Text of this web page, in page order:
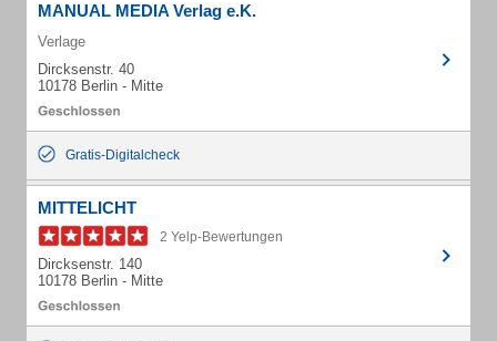
MANUAL MEDIA Verlag e.K.
Verlage
Dircksenstr. 40
10178 Berlin - Mitte
Gratis-Digitalcheck
MITTELICHT
2 Yelp-Bewertungen
Dircksenstr. 140
10178 Berlin - Mitte